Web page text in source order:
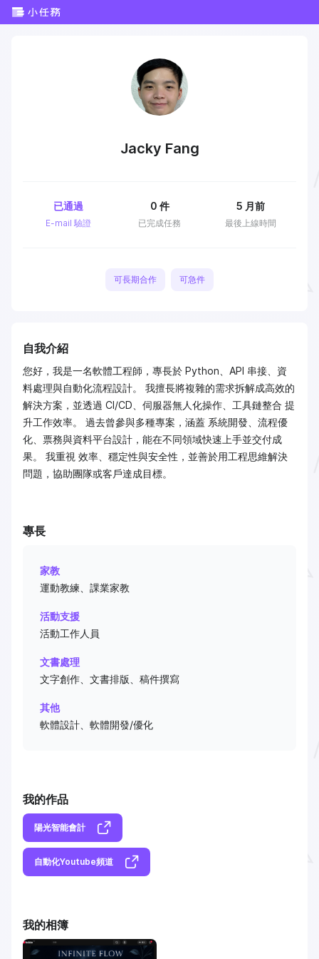
Jacky Fang
E-mail 驗證
已通過
已完成任務
0 件
最後上線時間
5 月前
可長期合作 可急件
自我介紹
您好，我是一名軟體工程師，專長於 Python、API 串接、資
料處理與自動化流程設計。 我擅長將複雜的需求拆解成高效的
解決方案，並透過 CI/CD、伺服器無人化操作、工具鏈整合 提
升工作效率。 過去曾參與多種專案，涵蓋 系統開發、流程優
化、票務與資料平台設計，能在不同領域快速上手並交付成
果。 我重視 效率、穩定性與安全性，並善於用工程思維解決
問題，協助團隊或客戶達成目標。
專長
家教
運動教練、課業家教
活動支援
活動工作人員
文書處理
文字創作、文書排版、稿件撰寫
其他
軟體設計、軟體開發/優化
我的作品
陽光智能會計
自動化Youtube頻道
我的相簿